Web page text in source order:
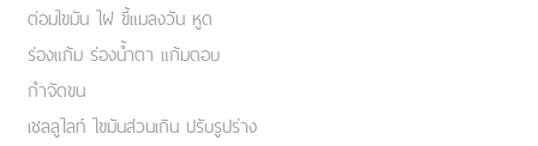
ต่อมไขมัน ไฝ ขี้แมลงวัน หูด
ร่องแก้ม ร่องน้ำตา แก้มตอบ
กำจัดขน
เชลลูไลท์ ไขมันส่วนเกิน ปรับรูปร่าง